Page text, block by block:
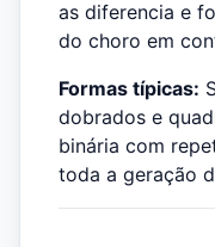
as diferencia e
do choro em
Formas típicas:
dobrados e
binária com
toda a geração